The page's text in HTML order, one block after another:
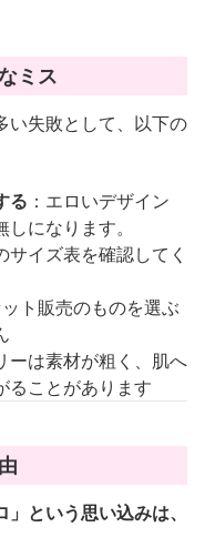
ミス
い失敗として、以下の
る ：エロいデザイン
になります。
イズ表を確認してく
ット販売のものを選ぶ
ーは素材が粗く、肌へ
ることがあります
という思い込みは、